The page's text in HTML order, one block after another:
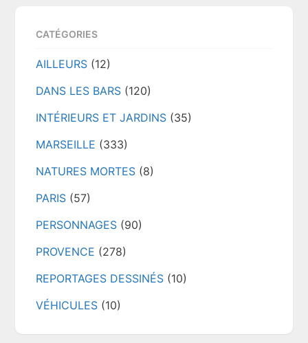
CATÉGORIES
AILLEURS (12)
DANS LES BARS (120)
INTÉRIEURS ET JARDINS (35)
MARSEILLE (333)
NATURES MORTES (8)
PARIS (57)
PERSONNAGES (90)
PROVENCE (278)
REPORTAGES DESSINÉS (10)
VÉHICULES (10)